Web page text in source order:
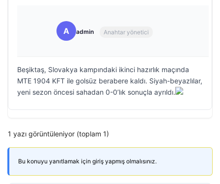
A admin Anahtar yönetici
Beşiktaş, Slovakya kampındaki ikinci hazırlık maçında
MTE 1904 KFT ile golsüz berabere kaldı. Siyah-beyazlılar,
yeni sezon öncesi sahadan 0-0’lık sonuçla ayrıldı.
1 yazı görüntüleniyor (toplam 1)
Bu konuyu yanıtlamak için giriş yapmış olmalısınız.